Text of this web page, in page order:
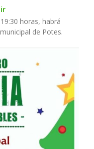
horas, habrá
de Potes.